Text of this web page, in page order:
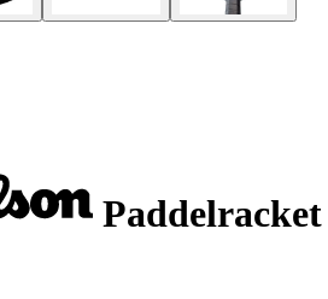
Paddelracket